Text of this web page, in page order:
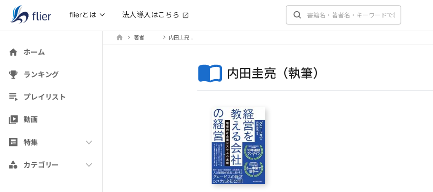
flierとは 法人導入はこちら
ホーム
ランキング
プレイリスト
動画
特集
カテゴリー
著者
内田圭亮（執筆）